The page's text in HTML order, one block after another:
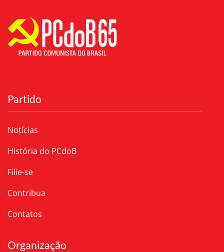
Partido
Notícias
História do PCdoB
Filie-se
Contribua
Contatos
Organização